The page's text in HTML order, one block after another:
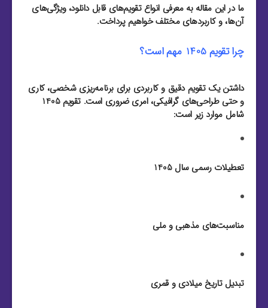
ما در این مقاله به معرفی انواع تقویم‌های قابل دانلود، ویژگی‌های
آن‌ها، و کاربردهای مختلف خواهیم پرداخت.
چرا تقویم 1405 مهم است؟
داشتن یک تقویم دقیق و کاربردی برای برنامه‌ریزی شخصی، کاری
و حتی طراحی‌های گرافیکی، امری ضروری است. تقویم 1405
شامل موارد زیر است:
تعطیلات رسمی سال 1405
مناسبت‌های مذهبی و ملی
تبدیل تاریخ میلادی و قمری